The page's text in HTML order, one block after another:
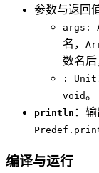
参数与返回
args:
名，
数名后
: Unit
void。
println ：
编译与运行